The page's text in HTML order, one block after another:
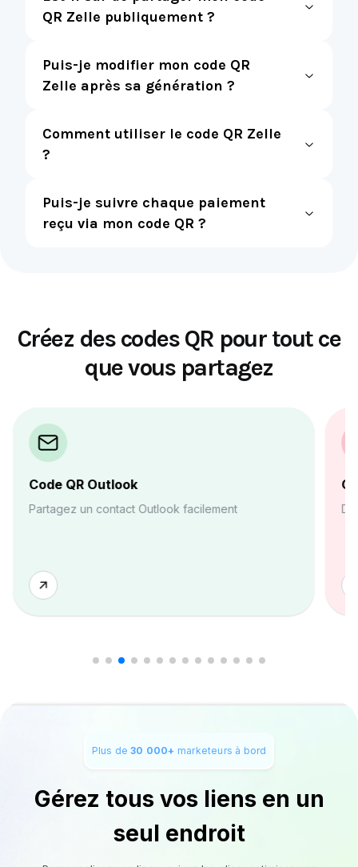
QR Zelle publiquement ?
Puis-je modifier mon code QR
Zelle après sa génération ?
Comment utiliser le code QR Zelle
?
Puis-je suivre chaque paiement
reçu via mon code QR ?
Créez des codes QR pour tout ce
que vous partagez
Outlook
un contact Outlook facilement
Code QR
Démarrez une
Plus de30 000+ marketeurs à bord
Gérez tous vos liens en un
seul endroit